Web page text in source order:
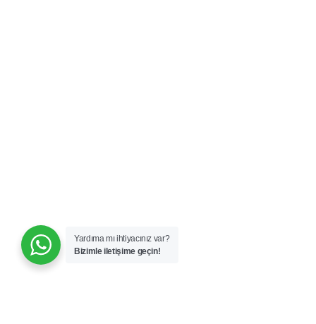
Yardıma mı ihtiyacınız var?
Bizimle iletişime geçin!